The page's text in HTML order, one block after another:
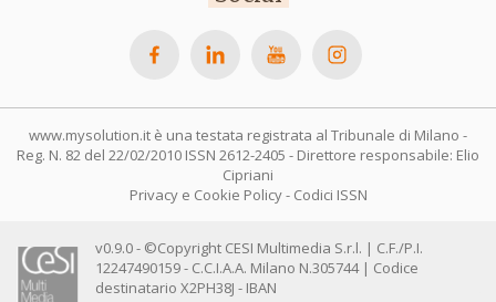
www.mysolution.it è una testata registrata al Tribunale di Milano -
Reg. N. 82 del 22/02/2010 ISSN 2612-2405 - Direttore responsabile: Elio
Cipriani
Privacy e Cookie Policy- Codici ISSN
v0.9.0 - ©Copyright CESI Multimedia S.r.l. | C.F./P.I.
12247490159 - C.C.I.A.A. Milano N.305744 | Codice
destinatario X2PH38J - IBAN